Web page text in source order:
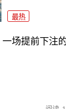
最热
场提前下注